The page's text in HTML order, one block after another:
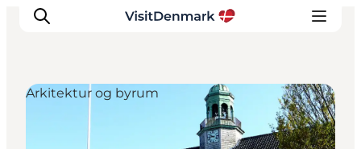
Inspirasjon
Arkitektur og byrum